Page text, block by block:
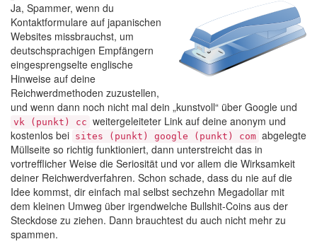
Ja, Spammer, wenn du
Kontaktformulare auf japanischen
Websites missbrauchst, um
deutschsprachigen Empfängern
eingesprengselte englische
Hinweise auf deine
Reichwerdmethoden zuzustellen,
und wenn dann noch nicht mal dein „kunstvoll“ über Google und
vk (punkt) cc weitergeleiteter Link auf deine anonym und
kostenlos bei sites (punkt) google (punkt) com abgelegte
Müllseite so richtig funktioniert, dann unterstreicht das in
vortrefflicher Weise die Seriosität und vor allem die Wirksamkeit
deiner Reichwerdverfahren. Schon schade, dass du nie auf die
Idee kommst, dir einfach mal selbst sechzehn Megadollar mit
dem kleinen Umweg über irgendwelche Bullshit-Coins aus der
Steckdose zu ziehen. Dann brauchtest du auch nicht mehr zu
spammen.